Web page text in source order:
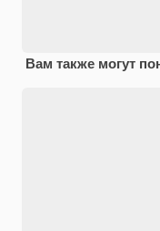
Вам также могут